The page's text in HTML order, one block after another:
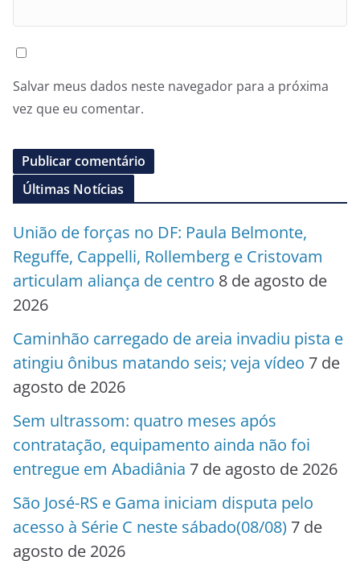
Salvar meus dados neste navegador para a próxima
vez que eu comentar.
Últimas Notícias
União de forças no DF: Paula Belmonte,
Reguffe, Cappelli, Rollemberg e Cristovam
articulam aliança de centro 8 de agosto de
2026
Caminhão carregado de areia invadiu pista e
atingiu ônibus matando seis; veja vídeo 7 de
agosto de 2026
Sem ultrassom: quatro meses após
contratação, equipamento ainda não foi
entregue em Abadiânia 7 de agosto de 2026
São José-RS e Gama iniciam disputa pelo
acesso à Série C neste sábado(08/08) 7 de
agosto de 2026